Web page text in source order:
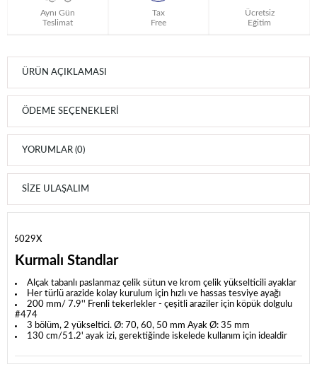
Aynı Gün
Teslimat
Tax
Free
Ücretsiz
Eğitim
ÜRÜN AÇIKLAMASI
ÖDEME SEÇENEKLERI
YORUMLAR (0)
SIZE ULAŞALIM
B6029X
Kurmalı Standlar
Alçak tabanlı paslanmaz çelik sütun ve krom çelik yükselticili ayaklar
Her türlü arazide kolay kurulum için hızlı ve hassas tesviye ayağı
200 mm/ 7.9'' Frenli tekerlekler - çeşitli araziler için köpük dolgulu
#474
3 bölüm, 2 yükseltici. Ø: 70, 60, 50 mm Ayak Ø: 35 mm
130 cm/51.2' ayak izi, gerektiğinde iskelede kullanım için idealdir